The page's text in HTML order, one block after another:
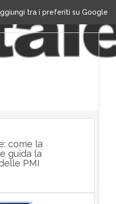
tra i preferiti su Google
come la
guida la
PMI